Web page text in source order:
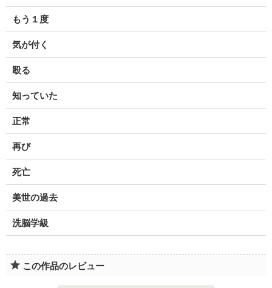
もう１度
気が付く
殴る
知っていた
正常
再び
死亡
美世の過去
洗脳学級
この作品のレビュー